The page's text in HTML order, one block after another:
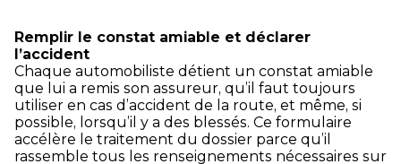
Remplir le constat amiable et déclarer
l’accident
Chaque automobiliste détient un constat amiable
que lui a remis son assureur, qu’il faut toujours
utiliser en cas d’accident de la route, et même, si
possible, lorsqu’il y a des blessés. Ce formulaire
accélère le traitement du dossier parce qu’il
rassemble tous les renseignements nécessaires sur